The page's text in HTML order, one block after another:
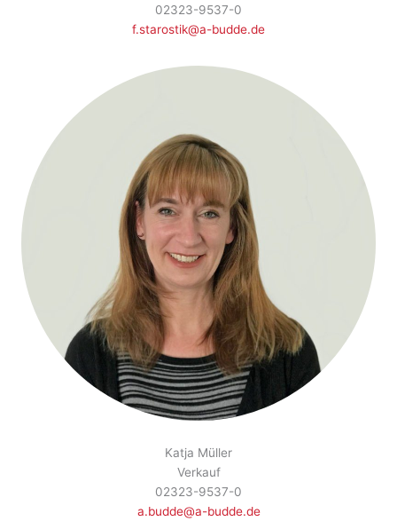
02323-9537-0
f.starostik@a-budde.de
Katja Müller
Verkauf
02323-9537-0
a.budde@a-budde.de